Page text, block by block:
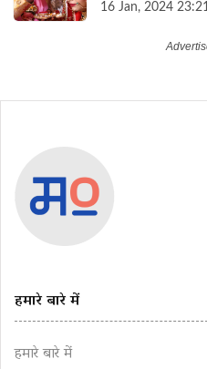
16 Jan, 2024 23:21
हमारे बारे में
हमारे बारे में